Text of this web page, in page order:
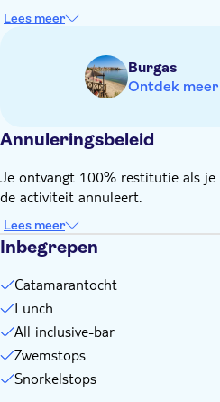
Niet geschikt voor personen
Neem je zwemspullen en
Neem een handdoek mee
Geld voor extra's of fooien
Lees meer
Burgas
Ontdek
Annuleringsbeleid
Je ontvangt 100% restitutie als je
de activiteit annuleert.
Lees meer
Inbegrepen
Catamarantocht
Lunch
All inclusive-bar
Zwemstops
Snorkelstops